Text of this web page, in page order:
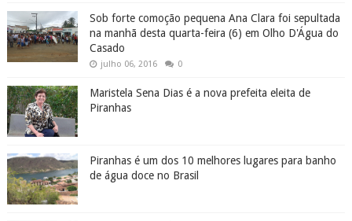
Sob forte comoção pequena Ana Clara foi sepultada
na manhã desta quarta-feira (6) em Olho D'Água do
Casado
julho 06, 2016 0
Maristela Sena Dias é a nova prefeita eleita de
Piranhas
Piranhas é um dos 10 melhores lugares para banho
de água doce no Brasil